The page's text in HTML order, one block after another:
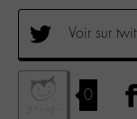
Voir sur
0